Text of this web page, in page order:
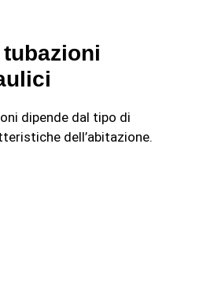
dipende dal tipo di
dell’abitazione.